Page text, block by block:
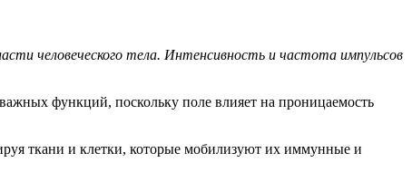
человеческого тела. Интенсивность и частота импульсов
функций, поскольку поле влияет на проницаемость
ткани и клетки, которые мобилизуют их иммунные и